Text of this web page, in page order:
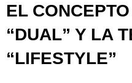
EL
“DUAL” Y LA
“LIFESTYLE”